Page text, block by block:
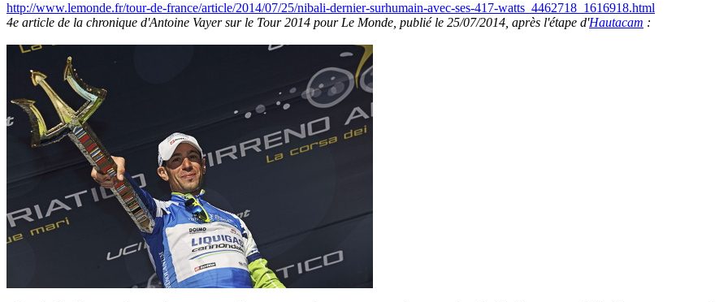
http://www.lemonde.fr/tour-de-france/article/2014/07/25/nibali-dernier-surhumain-avec-ses-417-watts_4462718_1616918.html
4e article de la chronique d'Antoine Vayer sur le Tour 2014 pour Le Monde, publié le 25/07/2014, après l'étape d'Hautacam :